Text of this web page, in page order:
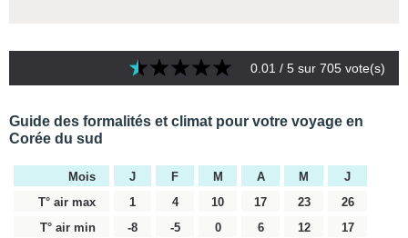
0.01 / 5 sur 705 vote(s)
Guide des formalités et climat pour votre voyage en
Corée du sud
Mois J F M A M
J
T° air max
1 4 10 17 23
26
T° air min
-8 -5 0 6 12 17